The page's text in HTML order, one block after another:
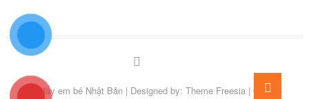
Xe đẩy em bé Nhật Bản| Designed by: Theme Freesia| © 2026
Go
to